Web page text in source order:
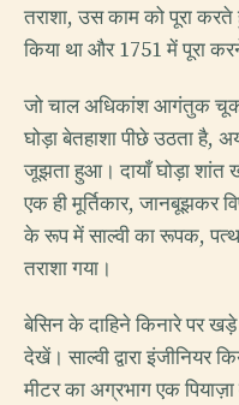
तराशा, उस काम को पूरा
किया था और 1751 में पूरा
जो चाल अधिकांश आगंतुक चूक
घोड़ा बेतहाशा पीछे उठता है,
जूझता हुआ। दायाँ घोड़ा
एक ही मूर्तिकार, जानबूझकर
के रूप में साल्वी का रूपक,
तराशा गया।
बेसिन के दाहिने किनारे पर
देखें। साल्वी द्वारा इंजीनियर
मीटर का अग्रभाग एक